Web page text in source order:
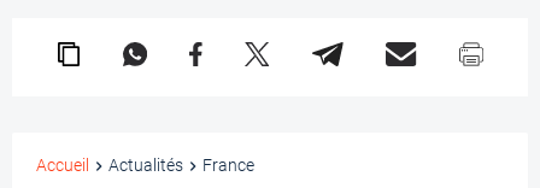
Accueil Actualités France